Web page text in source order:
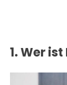
1. Wer